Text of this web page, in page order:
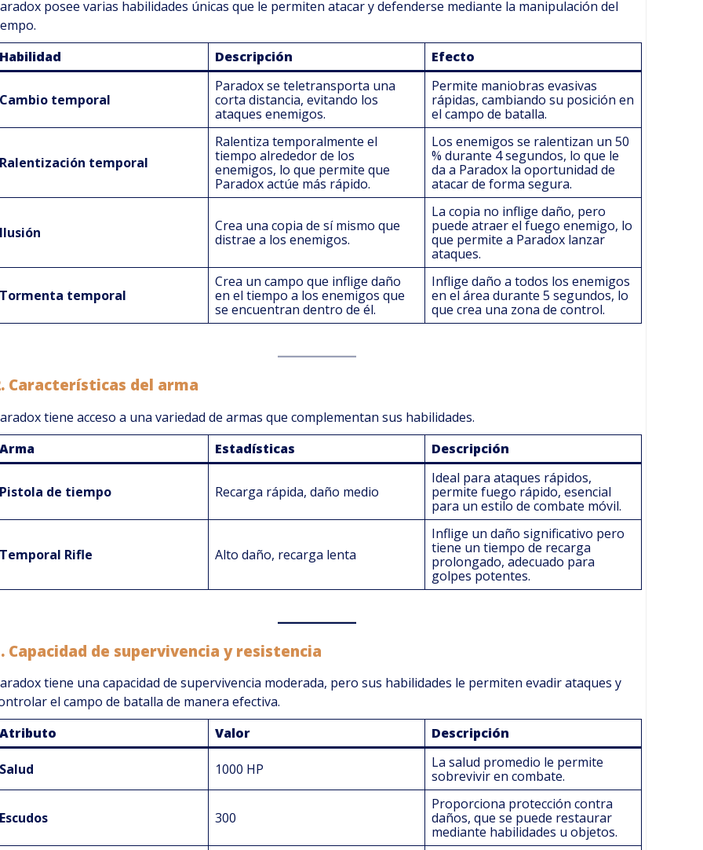
posee varias habilidades únicas que le permiten atacar y defenderse mediante la manipulación del
Habilidad
Descripción Efecto
Cambio temporal
Paradox se teletransporta una
corta distancia, evitando los
ataques enemigos.
Permite maniobras evasivas
rápidas, cambiando su posición en
el campo de batalla.
Ralentización temporal
Ralentiza temporalmente el
tiempo alrededor de los
enemigos, lo que permite que
Paradox actúe más rápido.
Los enemigos se ralentizan un 50
% durante 4 segundos, lo que le
da a Paradox la oportunidad de
atacar de forma segura.
Ilusión
Crea una copia de sí mismo que
distrae a los enemigos.
La copia no inflige daño, pero
puede atraer el fuego enemigo, lo
que permite a Paradox lanzar
ataques.
Tormenta temporal
Crea un campo que inflige daño
en el tiempo a los enemigos que
se encuentran dentro de él.
Inflige daño a todos los enemigos
en el área durante 5 segundos, lo
que crea una zona de control.
Características del arma
tiene acceso a una variedad de armas que complementan sus habilidades.
Arma
Estadísticas Descripción
Pistola de tiempo Recarga rápida, daño medio
Ideal para ataques rápidos,
permite fuego rápido, esencial
para un estilo de combate móvil.
Temporal Rifle Alto daño, recarga lenta
Inflige un daño significativo pero
tiene un tiempo de recarga
prolongado, adecuado para
golpes potentes.
Capacidad de supervivencia y resistencia
tiene una capacidad de supervivencia moderada, pero sus habilidades le permiten evadir ataques y
el campo de batalla de manera efectiva.
Atributo
Valor Descripción
Salud 1000 HP
La salud promedio le permite
sobrevivir en combate.
Escudos 300
Proporciona protección contra
daños, que se puede restaurar
mediante habilidades u objetos.